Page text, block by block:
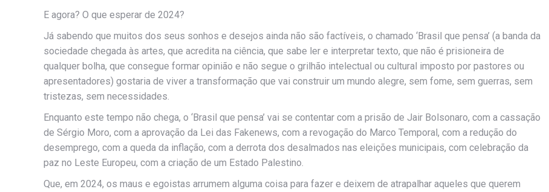
E agora? O que esperar de 2024?
Já sabendo que muitos dos seus sonhos e desejos ainda não são factíveis, o chamado ‘Brasil que pensa’ (a banda da
sociedade chegada às artes, que acredita na ciência, que sabe ler e interpretar texto, que não é prisioneira de
qualquer bolha, que consegue formar opinião e não segue o grilhão intelectual ou cultural imposto por pastores ou
apresentadores) gostaria de viver a transformação que vai construir um mundo alegre, sem fome, sem guerras, sem
tristezas, sem necessidades.
Enquanto este tempo não chega, o ‘Brasil que pensa’ vai se contentar com a prisão de Jair Bolsonaro, com a cassação
de Sérgio Moro, com a aprovação da Lei das Fakenews, com a revogação do Marco Temporal, com a redução do
desemprego, com a queda da inflação, com a derrota dos desalmados nas eleições municipais, com celebração da
paz no Leste Europeu, com a criação de um Estado Palestino.
Que, em 2024, os maus e egoistas arrumem alguma coisa para fazer e deixem de atrapalhar aqueles que querem